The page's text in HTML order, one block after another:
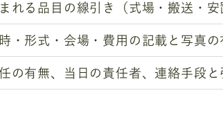
れる品目の線引き（式場・搬送・安
・形式・会場・費用の記載と写真の
の有無、当日の責任者、連絡手段と